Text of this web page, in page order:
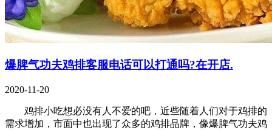
爆脾气功夫鸡排客服电话可以打通吗?在开店.
2020-11-20
鸡排小吃想必没有人不爱的吧，近些随着人们对于鸡排的
需求增加，市面中也出现了众多的鸡排品牌，像爆脾气功夫鸡